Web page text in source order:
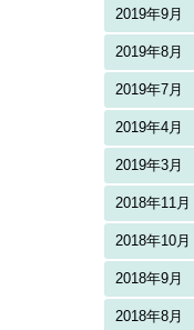
2019年9月
2019年8月
2019年7月
2019年4月
2019年3月
2018年11月
2018年10月
2018年9月
2018年8月